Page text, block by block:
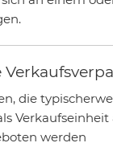
die
Verkaufseinheit
werden